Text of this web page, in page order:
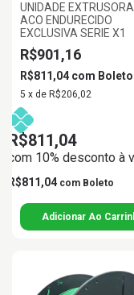
UNIDADE
ACO ENDURECIDO
EXCLUSIVA SERIE X1
R$901,16
R$811,04 com Boleto
5 x de R$206,02
R$811,04
com 10% desconto à
R$811,04 com Boleto